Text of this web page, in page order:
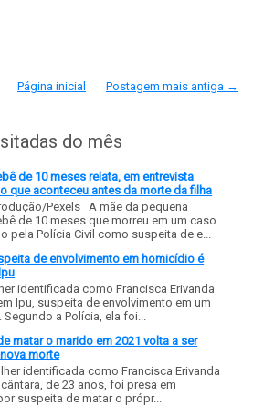
Postagem mais antiga →
Página inicial
do mês
de 10 meses relata, em entrevista
que aconteceu antes da morte da filha
Pexels A mãe da pequena
de 10 meses que morreu em um caso
pela Polícia Civil como suspeita de e...
de envolvimento em homicídio é
identificada como Francisca Erivanda
Ipu, suspeita de envolvimento em um
a Polícia, ela foi...
matar o marido em 2021 volta a ser
morte
identificada como Francisca Erivanda
de 23 anos, foi presa em
suspeita de matar o própr...